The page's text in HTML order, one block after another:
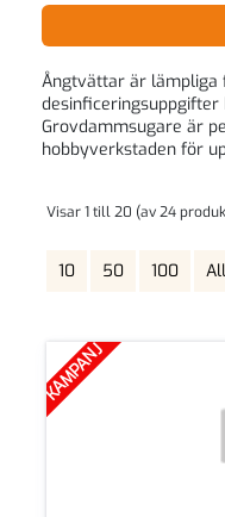
Ångtvättar är lämpliga
desinficeringsuppgifter
Grovdammsugare är
hobbyverkstaden för
Visar 1 till 20 (av 24
10 50 100
KAMPANJ